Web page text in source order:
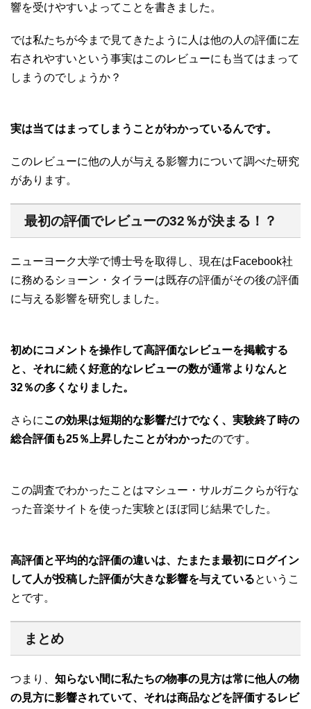
響を受けやすいよってことを書きました。
では私たちが今まで見てきたように人は他の人の評価に左
右されやすいという事実はこのレビューにも当てはまって
しまうのでしょうか？
実は当てはまってしまうことがわかっているんです。
このレビューに他の人が与える影響力について調べた研究
があります。
最初の評価でレビューの32％が決まる！？
ニューヨーク大学で博士号を取得し、現在はFacebook社
に務めるショーン・タイラーは既存の評価がその後の評価
に与える影響を研究しました。
初めにコメントを操作して高評価なレビューを掲載する
と、それに続く好意的なレビューの数が通常よりなんと
32％の多くなりました。
さらにこの効果は短期的な影響だけでなく、実験終了時の
総合評価も25％上昇したことがわかったのです。
この調査でわかったことはマシュー・サルガニクらが行な
った音楽サイトを使った実験とほぼ同じ結果でした。
高評価と平均的な評価の違いは、たまたま最初にログイン
して人が投稿した評価が大きな影響を与えているというこ
とです。
まとめ
つまり、 知らない間に私たちの物事の見方は常に他人の物
の見方に影響されていて、それは商品などを評価するレビ